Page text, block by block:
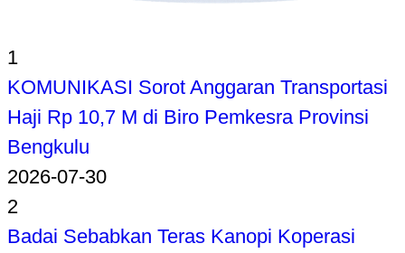
1
KOMUNIKASI Sorot Anggaran Transportasi
Haji Rp 10,7 M di Biro Pemkesra Provinsi
Bengkulu
2026-07-30
2
Badai Sebabkan Teras Kanopi Koperasi